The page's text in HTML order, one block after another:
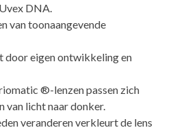
DNA.
van toonaangevende
door eigen ontwikkeling en
®-lenzen passen zich
van licht naar donker.
veranderen verkleurt de lens